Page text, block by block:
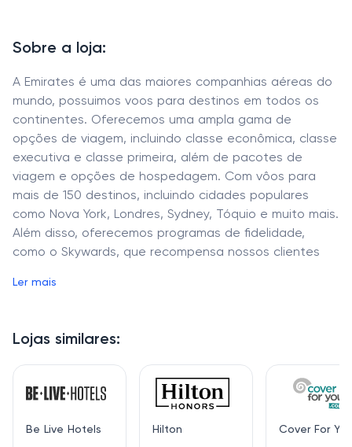
Sobre a loja:
A Emirates é uma das maiores companhias aéreas do
mundo, possuimos voos para destinos em todos os
continentes. Oferecemos uma ampla gama de
opções de viagem, incluindo classe econômica, classe
executiva e classe primeira, além de pacotes de
viagem e opções de hospedagem. Com vôos para
mais de 150 destinos, incluindo cidades populares
como Nova York, Londres, Sydney, Tóquio e muito mais.
Além disso, oferecemos programas de fidelidade,
como o Skywards, que recompensa nossos clientes
Ler mais
Lojas similares:
Be Live Hotels Hilton Cover For